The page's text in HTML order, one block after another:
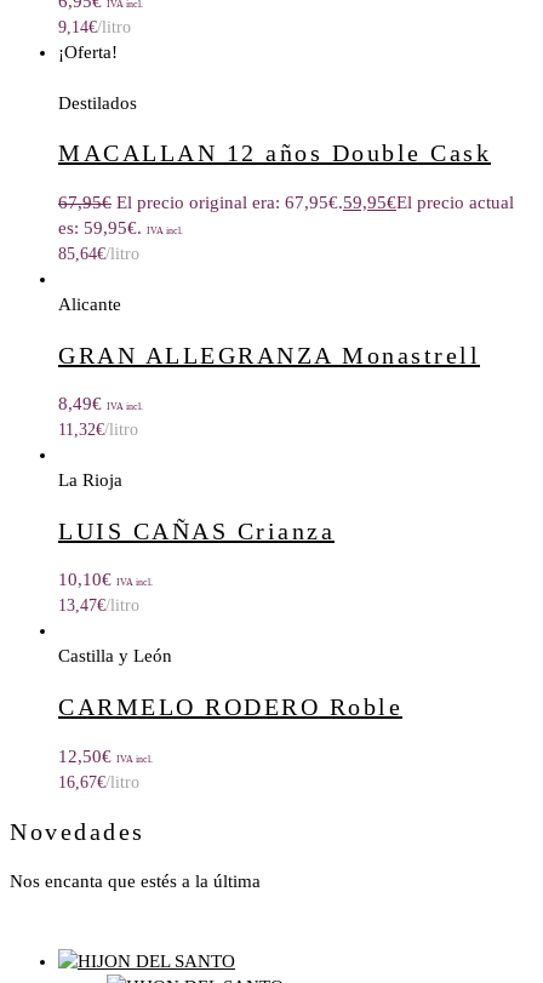
IVA incl.
9,14€/litro
¡Oferta!
Destilados
MACALLAN 12 años Double Cask
67,95€ El precio original era: 67,95€.59,95€El precio actual
es: 59,95€. IVA incl.
85,64€/litro
Alicante
GRAN ALLEGRANZA Monastrell
8,49€ IVA incl.
11,32€/litro
La Rioja
LUIS CAÑAS Crianza
10,10€ IVA incl.
13,47€/litro
Castilla y León
CARMELO RODERO Roble
12,50€ IVA incl.
16,67€/litro
Novedades
Nos encanta que estés a la última